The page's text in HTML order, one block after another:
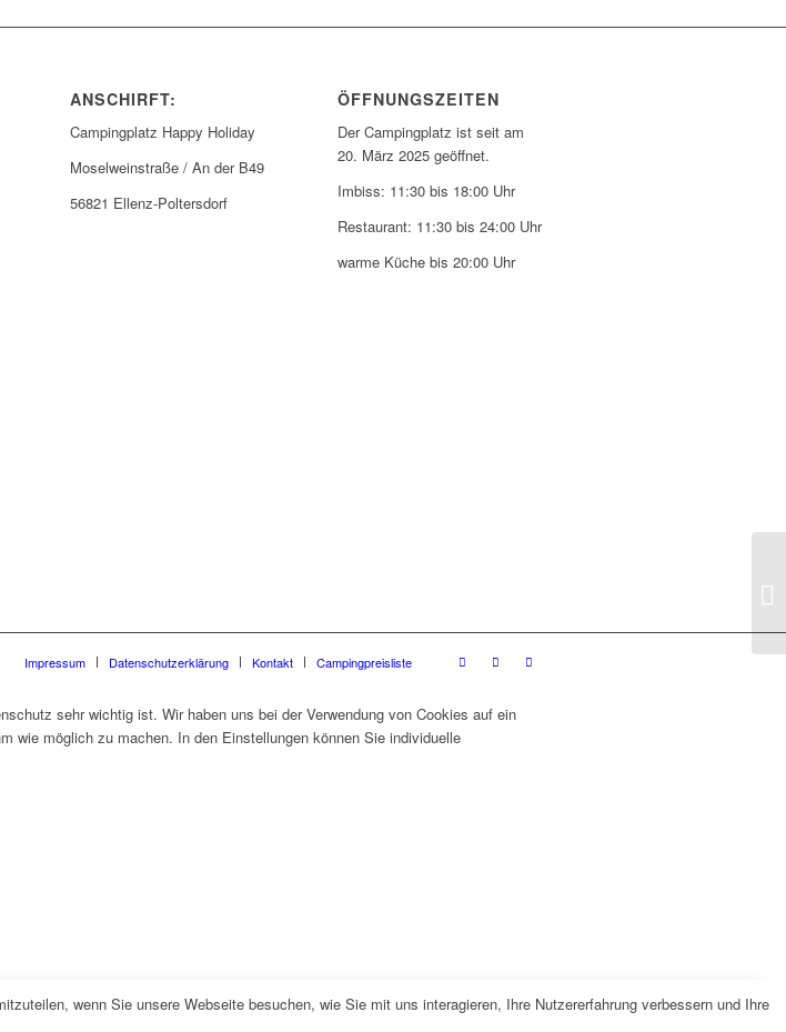
ANSCHIRFT:
Campingplatz Happy Holiday
Moselweinstraße / An der B49
56821 Ellenz-Poltersdorf
ÖFFNUNGSZEITEN
Der Campingplatz ist seit am
20. März 2025 geöffnet.
Imbiss: 11:30 bis 18:00 Uhr
Restaurant: 11:30 bis 24:00 Uhr
warme Küche bis 20:00 Uhr
Impressum Datenschutzerklärung Kontakt Campingpreisliste
sehr wichtig ist. Wir haben uns bei der Verwendung von Cookies auf ein
wie möglich zu machen. In den Einstellungen können Sie individuelle
wenn Sie unsere Webseite besuchen, wie Sie mit uns interagieren, Ihre Nutzererfahrung verbessern und Ihre